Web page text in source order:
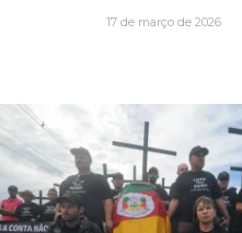
17 de março de 2026